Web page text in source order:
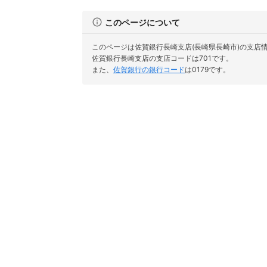
このページについて
このページは佐賀銀行長崎支店(長崎県長崎市)の支店
佐賀銀行長崎支店の支店コードは701です。
また、 佐賀銀行の銀行コードは0179です。